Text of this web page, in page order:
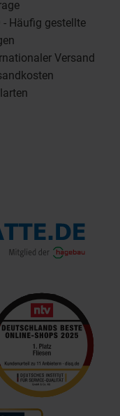
- Häufig gestellte
Versand